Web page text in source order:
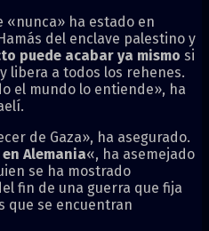
«nunca» ha estado en
del enclave palestino y
puede acabar ya mismo si
libera a todos los rehenes.
el mundo lo entiende», ha
de Gaza», ha asegurado.
Alemania«, ha asemejado
se ha mostrado
fin de una guerra que fija
que se encuentran